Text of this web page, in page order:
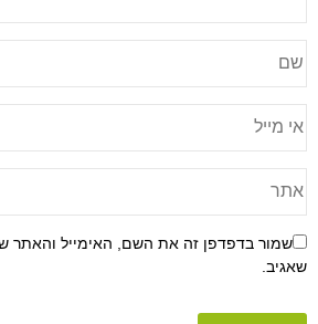
זה את השם, האימייל והאתר שלי לפעם